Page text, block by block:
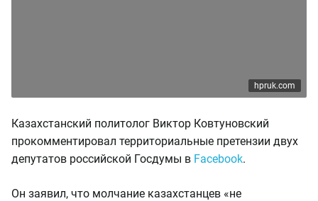
hpruk.com
Казахстанский политолог Виктор Ковтуновский
прокомментировал территориальные претензии двух
депутатов российской Госдумы в Facebook.
Он заявил, что молчание казахстанцев «не